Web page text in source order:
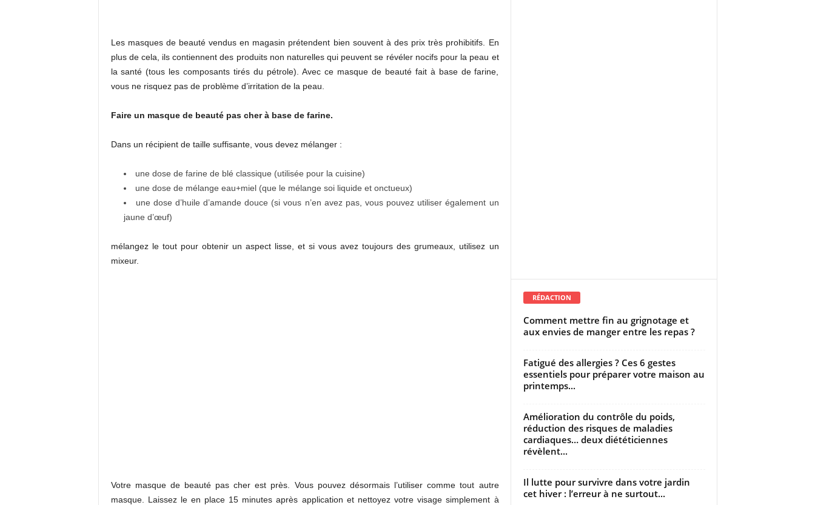
Les masques de beauté vendus en magasin prétendent bien souvent à des prix très prohibitifs. En
plus de cela, ils contiennent des produits non naturelles qui peuvent se révéler nocifs pour la peau et
la santé (tous les composants tirés du pétrole). Avec ce masque de beauté fait à base de farine,
vous ne risquez pas de problème d’irritation de la peau.
Faire un masque de beauté pas cher à base de farine.
Dans un récipient de taille suffisante, vous devez mélanger :
une dose de farine de blé classique (utilisée pour la cuisine)
une dose de mélange eau+miel (que le mélange soi liquide et onctueux)
une dose d’huile d’amande douce (si vous n’en avez pas, vous pouvez utiliser également un
jaune d’œuf)
mélangez le tout pour obtenir un aspect lisse, et si vous avez toujours des grumeaux, utilisez un
mixeur.
Votre masque de beauté pas cher est près. Vous pouvez désormais l’utiliser comme tout autre
masque. Laissez le en place 15 minutes après application et nettoyez votre visage simplement à
RÉDACTION
Comment mettre fin au grignotage et
aux envies de manger entre les repas ?
Fatigué des allergies ? Ces 6 gestes
essentiels pour préparer votre maison au
printemps...
Amélioration du contrôle du poids,
réduction des risques de maladies
cardiaques… deux diététiciennes
révèlent...
Il lutte pour survivre dans votre jardin
cet hiver : l’erreur à ne surtout...